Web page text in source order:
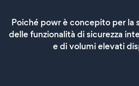
Poiché powr è concepito per la
delle funzionalità di sicurezza
e di volumi elevati